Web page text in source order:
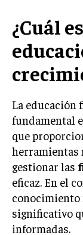
¿Cuál
La educación
fundamental
que
herramientas
gestionar las
eficaz. En el
conocimiento
significativo
informadas.